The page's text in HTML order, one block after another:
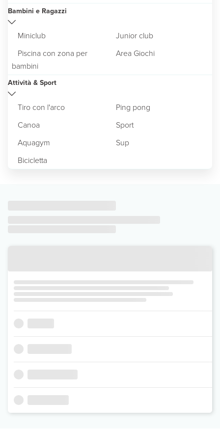
Bambini e Ragazzi
Miniclub
Junior club
Piscina con zona per
bambini
Area Giochi
Attività & Sport
Tiro con l'arco
Ping pong
Canoa
Sport
Aquagym
Sup
Bicicletta